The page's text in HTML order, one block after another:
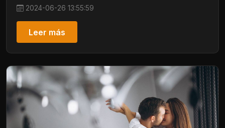
2024-06-26 13:55:59
Leer más